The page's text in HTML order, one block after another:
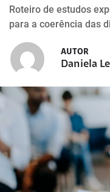
Roteiro de estudos
para a coerência das
AUTOR
Daniela